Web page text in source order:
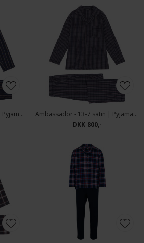
Ambassador - 10-30 Satin | Pyjamas Blå strib
Ambassador - 13-7 satin | Pyjamas Blå tern
DKK 800,-